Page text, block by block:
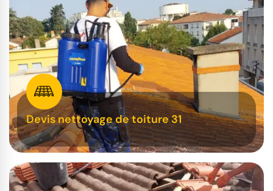
Devis nettoyage de toiture 31